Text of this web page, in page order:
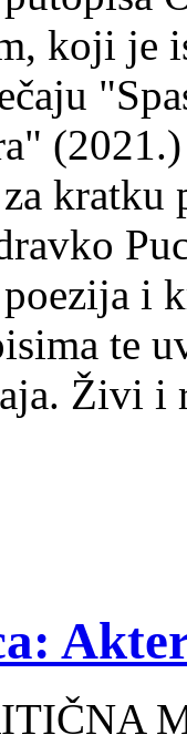
koji je
kratku
i
te
Živi i